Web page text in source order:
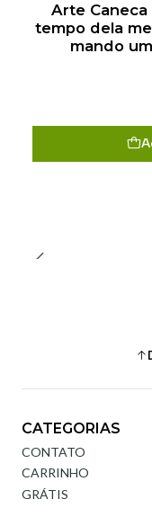
Arte
tempo dela
mando
CATEGORIAS
CONTATO
CARRINHO
GRÁTIS